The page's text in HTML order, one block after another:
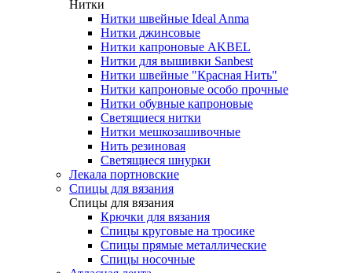
Нитки
Нитки швейные Ideal Anma
Нитки джинсовые
Нитки капроновые AKBEL
Нитки для вышивки Sanbest
Нитки швейные "Красная Нить"
Нитки капроновые особо прочные
Нитки обувные капроновые
Светящиеся нитки
Нитки мешкозашивочные
Нить резиновая
Светящиеся шнурки
Лекала портновские
Спицы для вязания
Спицы для вязания
Крючки для вязания
Спицы круговые на тросике
Спицы прямые металлические
Спицы носочные